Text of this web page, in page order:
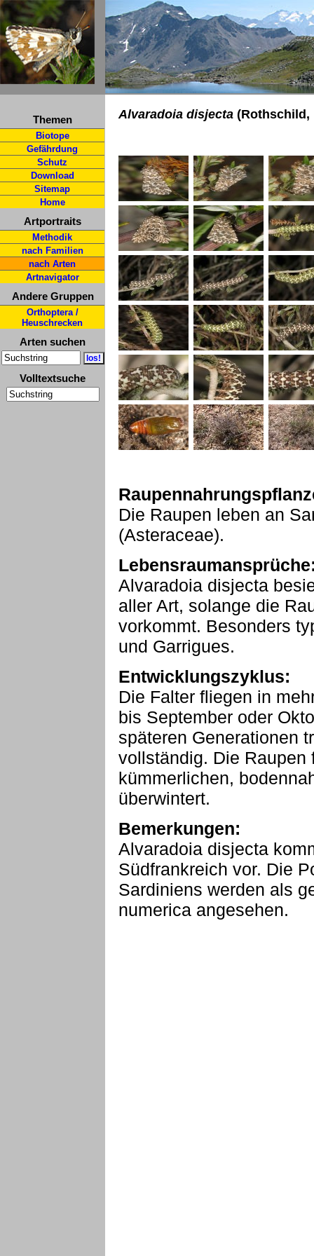
Themen
Biotope
Gefährdung
Schutz
Download
Sitemap
Home
Artportraits
Methodik
nach Familien
nach Arten
Artnavigator
Andere Gruppen
Orthoptera /
Heuschrecken
Arten suchen
Volltextsuche
Alvaradoia disjecta (Rothschild,
Die Raupen leben an
(Asteraceae).
Alvaradoia disjecta
aller Art, solange die
vorkommt. Besonders
und Garrigues.
Entwicklungszyklus:
Die Falter fliegen in
bis September oder
späteren Generationen
vollständig. Die
kümmerlichen,
überwintert.
Bemerkungen:
Alvaradoia disjecta
Südfrankreich vor. Die
Sardiniens werden als
numerica angesehen.